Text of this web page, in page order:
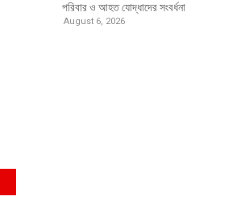
পরিবার ও আহত যোদ্ধাদের সংবর্ধনা
August 6, 2026